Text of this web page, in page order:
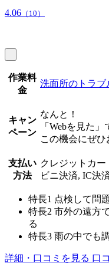
4.06 （10）
作業料
金
洗面所のトラブ
キャン
ペーン
なんと！
「Webを見た」
この機会にぜひ
支払い
方法
クレジットカ
ビニ決済, IC決
特長1 点検して問
特長2 市外の遠方
る
特長3 雨の中でも
詳細・口コミを見る 口